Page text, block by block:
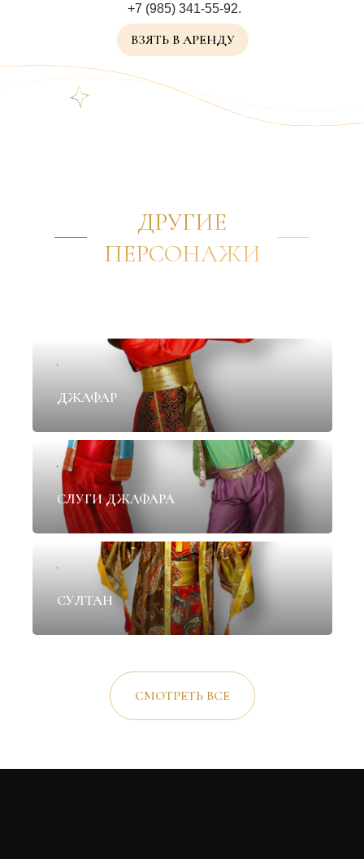
+7 (985) 341-55-92.
ВЗЯТЬ В АРЕНДУ
ДРУГИЕ
ПЕРСОНАЖИ
ДЖАФАР
СЛУГИ ДЖАФАРА
СУЛТАН
СМОТРЕТЬ ВСЕ